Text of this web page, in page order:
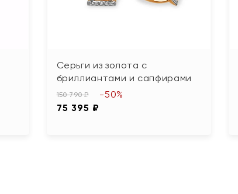
Серьги из золота с
бриллиантами и сапфирами
150 790 ₽
75 395 ₽
-50%